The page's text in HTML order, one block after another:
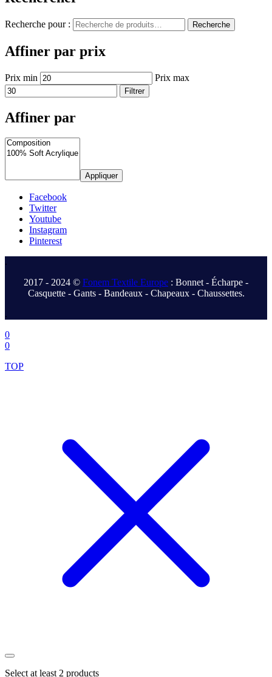
Recherche pour : Recherche
Affiner par prix
Prix min Prix max
Filtrer
Affiner par
Appliquer
Facebook
Twitter
Youtube
Instagram
Pinterest
.
2017 - 2024 © Fonem Textile Europe : Bonnet - Écharpe -
Casquette - Gants - Bandeaux - Chapeaux - Chaussettes.
.
0
0
TOP
Select at least 2 products